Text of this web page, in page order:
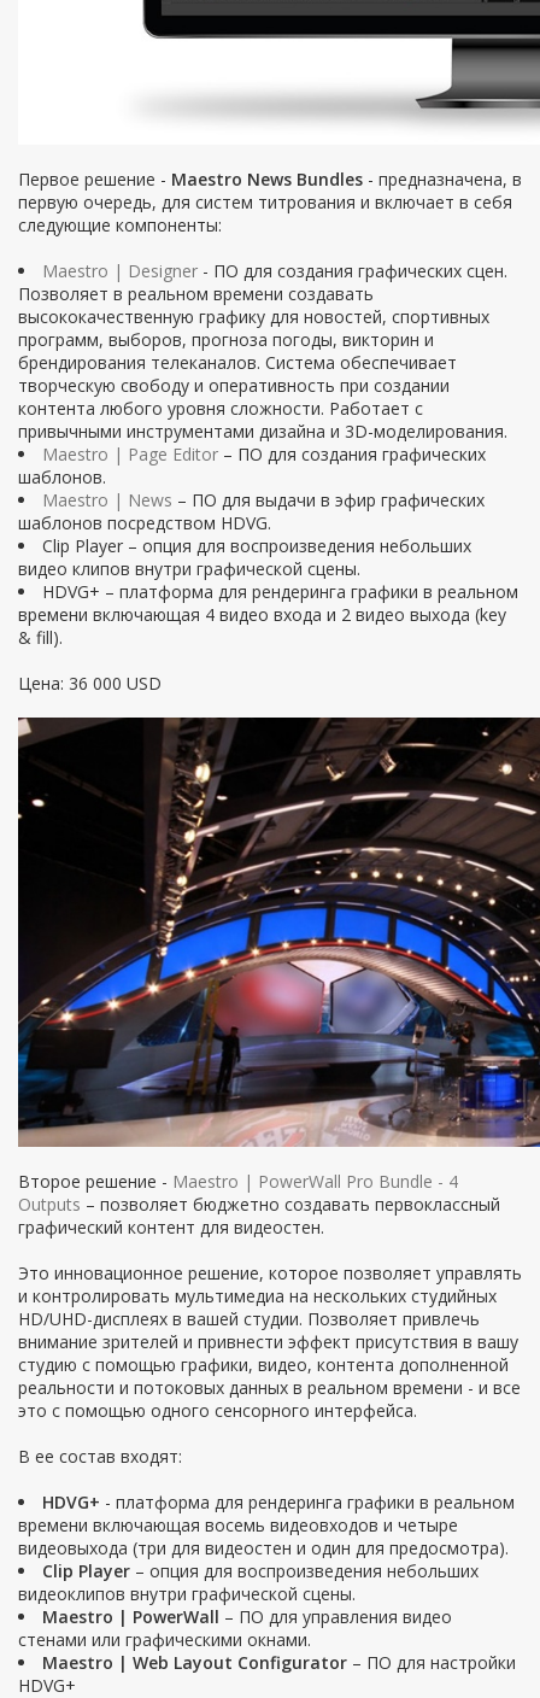
Первое решение - Maestro News Bundles - предназначена, в
первую очередь, для систем титрования и включает в себя
следующие компоненты:
Maestro | Designer - ПО для создания графических сцен.
Позволяет в реальном времени создавать
высококачественную графику для новостей, спортивных
программ, выборов, прогноза погоды, викторин и
брендирования телеканалов. Система обеспечивает
творческую свободу и оперативность при создании
контента любого уровня сложности. Работает с
привычными инструментами дизайна и 3D-моделирования.
Maestro | Page Editor – ПО для создания графических
шаблонов.
Maestro | News – ПО для выдачи в эфир графических
шаблонов посредством HDVG.
Clip Player – опция для воспроизведения небольших
видео клипов внутри графической сцены.
HDVG+ – платформа для рендеринга графики в реальном
времени включающая 4 видео входа и 2 видео выхода (key
& fill).
Цена: 36 000 USD
Второе решение - Maestro | PowerWall Pro Bundle - 4
Outputs – позволяет бюджетно создавать первоклассный
графический контент для видеостен.
Это инновационное решение, которое позволяет управлять
и контролировать мультимедиа на нескольких студийных
HD/UHD-дисплеях в вашей студии. Позволяет привлечь
внимание зрителей и привнести эффект присутствия в вашу
студию с помощью графики, видео, контента дополненной
реальности и потоковых данных в реальном времени - и все
это с помощью одного сенсорного интерфейса.
В ее состав входят:
HDVG+ - платформа для рендеринга графики в реальном
времени включающая восемь видеовходов и четыре
видеовыхода (три для видеостен и один для предосмотра).
Clip Player – опция для воспроизведения небольших
видеоклипов внутри графической сцены.
Maestro | PowerWall – ПО для управления видео
стенами или графическими окнами.
Maestro | Web Layout Configurator – ПО для настройки
HDVG+